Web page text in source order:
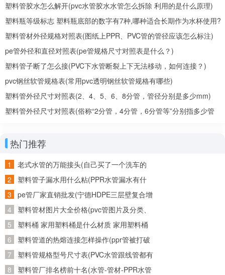
De、DN是什么意思？)
塑料管胶水怎么解开(pvc水管胶水水管怎么拆除 利用的是什么原理)
塑料瓶等级标志 塑料瓶底部的数字有7种,哪种适合长期作为水杯使用?
塑料管材外径规格对照表(图纸上PPR、PVC管的管径应该怎么标注)
pe管外径和直径对照表(pe管规格尺寸对照表是什么？)
塑料管子断了怎么接(PVC下水管断裂上下无法移动，如何连接？)
pvc钢丝软管规格表(常用pvc透明钢丝软管规格有哪些)
塑料管外径尺寸对照表(2、4、5、6、8分管，管径分别是多少mm)
塑料管外径尺寸对照表(俗称“2分管，4分管，6分管等”分别指多少管
热门推荐
老式水管的万能接头(自己买了一个洗车的
管子，又从网上买了个万能连接头。接了水
龙头上老是往外漏水怎么办)
塑料管子漏水用什么粘(PPR水管漏水有什
么胶可以粘牢)
pe管厂家直销批发(宁德HDPE三层壁复合增
强管批发 诚信为本)
塑料管材图片大全价格(pvc管图片及分类、
发展趋势)
塑料桶 家用塑料桶是什么材质 家用塑料桶
是什么材质的
塑料管道的热熔连接怎样操作(ppr管被打破
用热熔重新连接后还会不会有问题)
塑料管规格型号尺寸表(PVC水管跟线管都有
哪些规格的？)
塑料管厂排名榜前十名(水管-管材-PPR水管